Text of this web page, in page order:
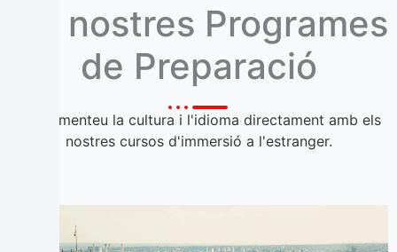
Els nostres Programes
de Preparació
Experimenteu la cultura i l'idioma directament amb els
nostres cursos d'immersió a l'estranger.